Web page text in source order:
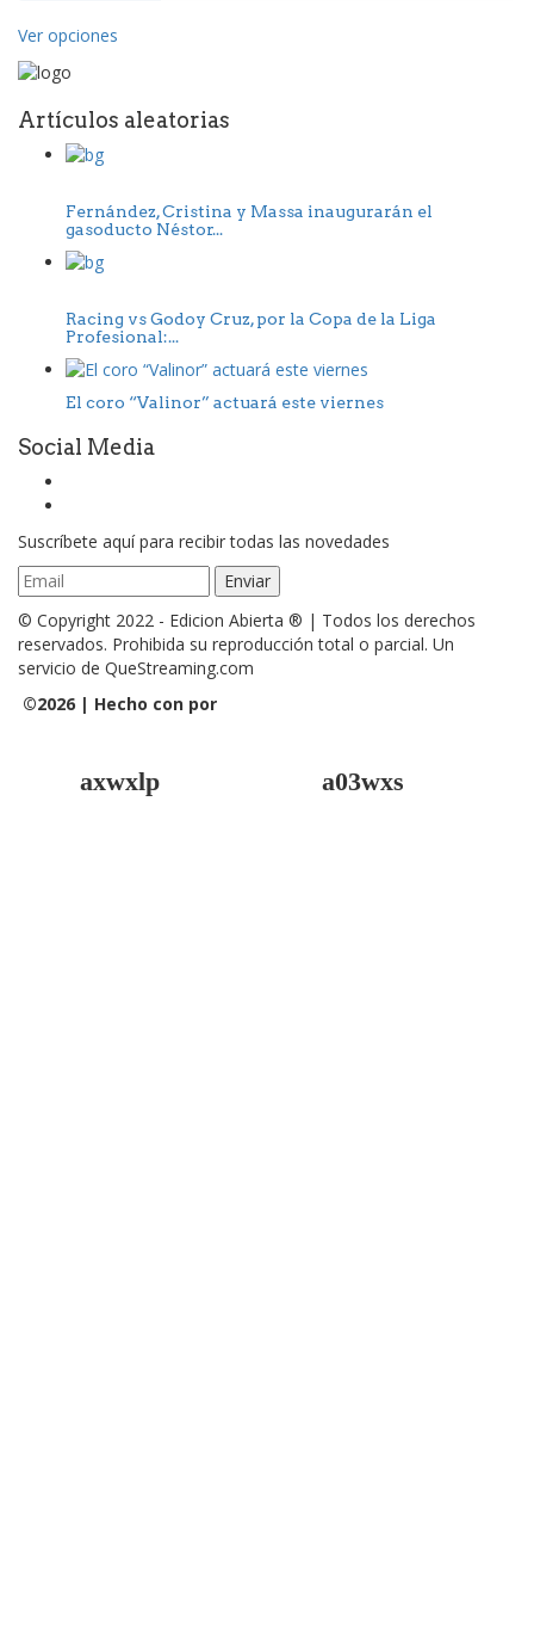
Ver opciones
Artículos aleatorias
Fernández, Cristina y Massa inaugurarán el
gasoducto Néstor...
Racing vs Godoy Cruz, por la Copa de la Liga
Profesional:...
El coro “Valinor” actuará este viernes
Social Media
Suscríbete aquí para recibir todas las novedades
© Copyright 2022 - Edicion Abierta ® | Todos los derechos
reservados. Prohibida su reproducción total o parcial. Un
servicio de QueStreaming.com
©2026 | Hecho con por